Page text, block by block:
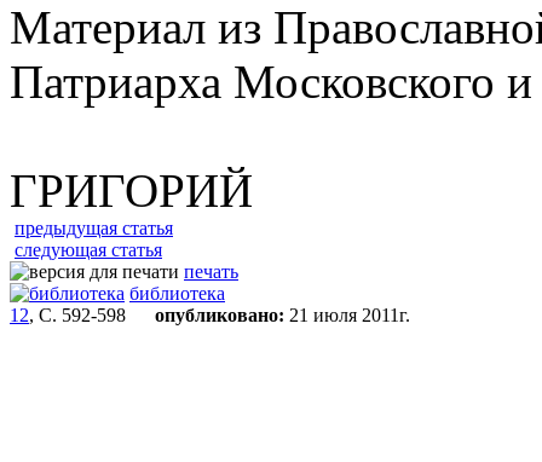
Материал из
Патриарха Московского
ГРИГОРИЙ
предыдущая статья
следующая статья
печать
библиотека
12, С. 592-598 опубликовано: 21 июля 2011г.